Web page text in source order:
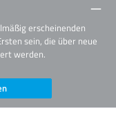
erscheinenden
sein, die über neue
werden.